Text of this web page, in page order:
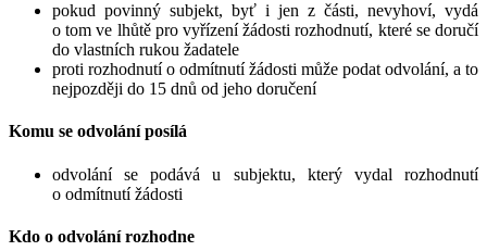
pokud povinný subjekt, byť i jen z části, nevyhoví, vydá
o tom ve lhůtě pro vyřízení žádosti rozhodnutí, které se doručí
do vlastních rukou žadatele
proti rozhodnutí o odmítnutí žádosti může podat odvolání, a to
nejpozději do 15 dnů od jeho doručení
Komu se odvolání posílá
odvolání se podává u subjektu, který vydal rozhodnutí
o odmítnutí žádosti
Kdo o odvolání rozhodne